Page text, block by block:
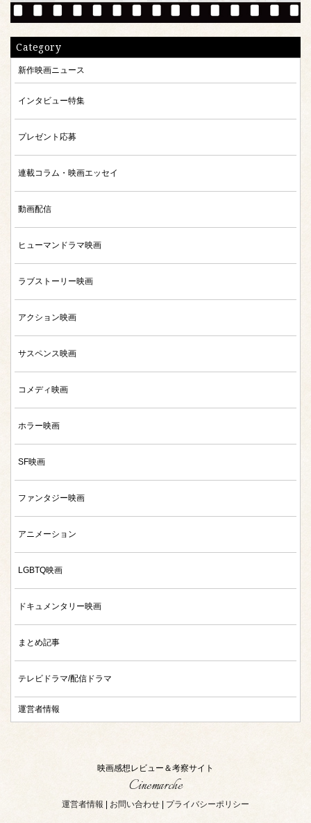
Category
新作映画ニュース
インタビュー特集
プレゼント応募
連載コラム・映画エッセイ
動画配信
ヒューマンドラマ映画
ラブストーリー映画
アクション映画
サスペンス映画
コメディ映画
ホラー映画
SF映画
ファンタジー映画
アニメーション
LGBTQ映画
ドキュメンタリー映画
まとめ記事
テレビドラマ/配信ドラマ
運営者情報
映画感想レビュー＆考察サイト
Cinemarche
運営者情報 お問い合わせ プライバシーポリシー